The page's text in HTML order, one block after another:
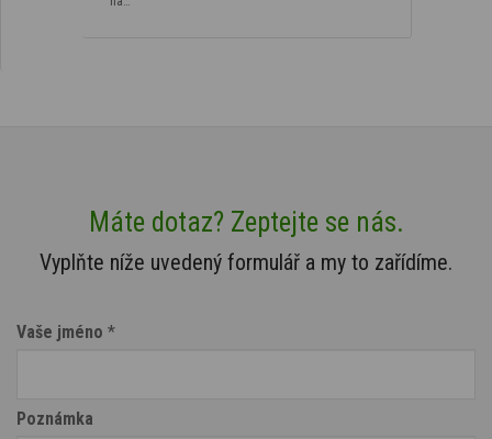
Máte dotaz? Zeptejte se nás.
Vyplňte níže uvedený formulář a my to zařídíme.
Vaše jméno *
Poznámka